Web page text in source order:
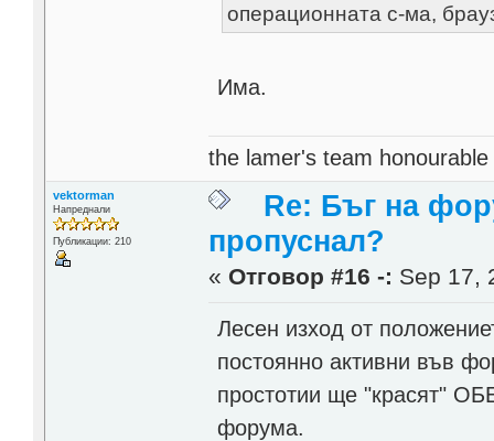
операционната с-ма,
Има.
the lamer's team
vektorman
Напреднали
Публикации: 210
Re: Бъг на
пропуснал?
« Отговор #16 -: Sep 17,
Лесен изход от
постоянно активни във
простотии ще "красят"
форума.